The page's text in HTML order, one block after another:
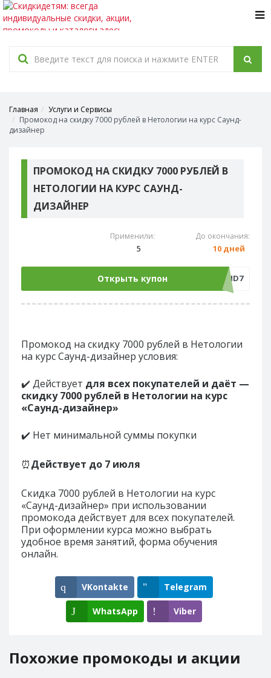
Главная
Услуги и Сервисы
Промокод на скидку 7000 рублей в Нетологии на курс Саунд-
дизайнер
ПРОМОКОД НА СКИДКУ 7000 РУБЛЕЙ В
НЕТОЛОГИИ НА КУРС САУНД-
ДИЗАЙНЕР
Применили:
5
До окончания:
10 дней
Открыть купон SOUND7
Промокод на скидку 7000 рублей в Нетологии
на курс Саунд-дизайнер условия:
✔️ Действует для всех покупателей и даёт —
скидку 7000 рублей в Нетологии на курс
«Саунд-дизайнер»
✔️ Нет минимальной суммы покупки
⏰Действует до 7 июля
Скидка 7000 рублей в Нетологии на курс
«Саунд-дизайнер» при использовании
промокода действует для всех покупателей.
При оформлении курса можно выбрать
удобное время занятий, форма обучения
онлайн.
VKontakte Telegram
WhatsApp Viber
Похожие промокоды и акции